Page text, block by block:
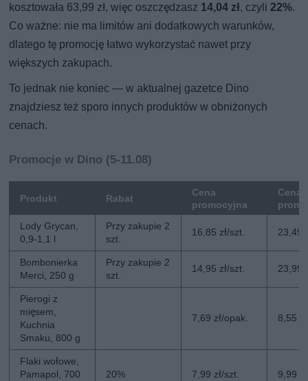
kosztowała 63,99 zł, więc oszczędzasz 14,04 zł, czyli22%.
Co ważne: nie ma limitów ani dodatkowych warunków,
dlatego tę promocję łatwo wykorzystać nawet przy
większych zakupach.
To jednak nie koniec — w aktualnej gazetce Dino
znajdziesz też sporo innych produktów w obniżonych
cenach.
Promocje w Dino (5-11.08)
Produkt Rabat
Cena
promocyjna
Cena
Lody Grycan,
0,9-1,1 l
Przy zakupie 2
szt.
16,85 zł/szt. 23,49
Bombonierka
Merci, 250 g
Przy zakupie 2
szt.
14,95 zł/szt. 23,99
Pierogi z
mięsem,
Kuchnia
Smaku, 800 g
7,69 zł/opak. 8,55
Flaki wołowe,
Pamapol, 700
20% 7,99 zł/szt. 9,99